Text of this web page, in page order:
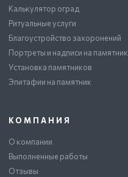
Калькулятор оград
Ритуальные услуги
Благоустройство захоронений
Портреты и надписи на памятник
Установка памятников
Эпитафии на памятник
КОМПАНИЯ
О компании
Выполненные работы
Отзывы